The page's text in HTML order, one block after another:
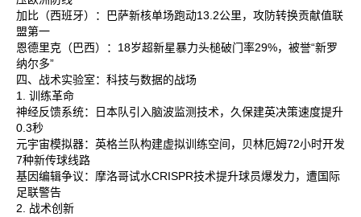
加比‌（西班牙）：巴萨新核单场跑动13.2公里，攻防转换贡献值联
盟第一‌
恩德里克‌（巴西）：18岁超新星暴力头槌破门率29%，被誉“新罗
纳尔多”‌
四、战术实验室：科技与数据的战场
1. 训练革命
神经反馈系统‌：日本队引入脑波监测技术，久保建英决策速度提升
0.3秒‌
元宇宙模拟器‌：英格兰队构建虚拟训练空间，贝林厄姆72小时开发
7种新传球线路‌
基因编辑争议‌：摩洛哥试水CRISPR技术提升球员爆发力，遭国际
足联警告‌
2. 战术创新